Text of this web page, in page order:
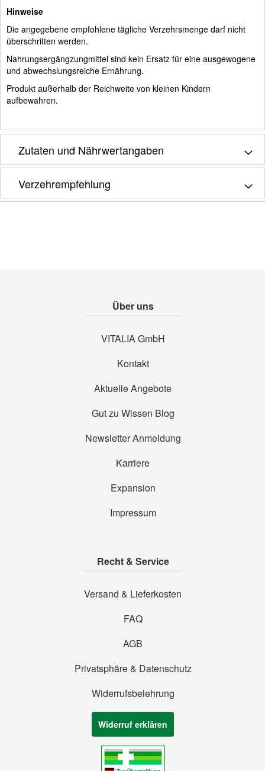
Hinweise
Die angegebene empfohlene tägliche Verzehrsmenge darf nicht
überschritten werden.
Nahrungsergängzungmittel sind kein Ersatz für eine ausgewogene
und abwechslungsreiche Ernährung.
Produkt außerhalb der Reichweite von kleinen Kindern
aufbewahren.
Zutaten und Nährwertangaben
Verzehrempfehlung
Über uns
VITALIA GmbH
Kontakt
Aktuelle Angebote
Gut zu Wissen Blog
Newsletter Anmeldung
Karriere
Expansion
Impressum
Recht & Service
Versand & Lieferkosten
FAQ
AGB
Privatsphäre & Datenschutz
Widerrufsbelehrung
Widerruf erklären